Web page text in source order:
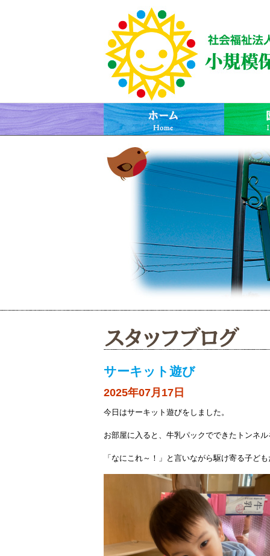
サーキット遊び
2025年07月17日
今日はサーキット遊びをしました。
お部屋に入ると、牛乳パックでできたトンネ
「なにこれ～！」と言いながら駆け寄る子ど